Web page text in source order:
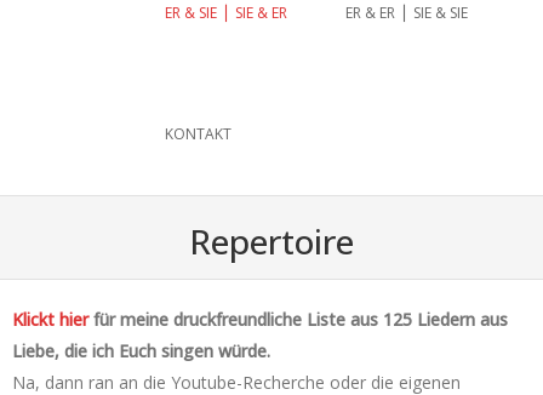
ER & SIE ⎪ SIE & ER ER & ER ⎪ SIE & SIE
KONTAKT
Repertoire
Klickt hierfür meine druckfreundliche Liste aus 125 Liedern aus
Liebe, die ich Euch singen würde.
Na, dann ran an die Youtube-Recherche oder die eigenen